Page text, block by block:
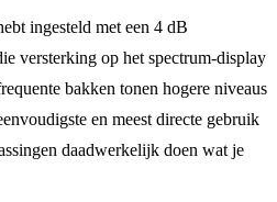
ingesteld met een 4 dB
versterking op het spectrum-display
bakken tonen hogere niveaus
en meest directe gebruik
daadwerkelijk doen wat je